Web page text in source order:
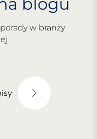
w branży